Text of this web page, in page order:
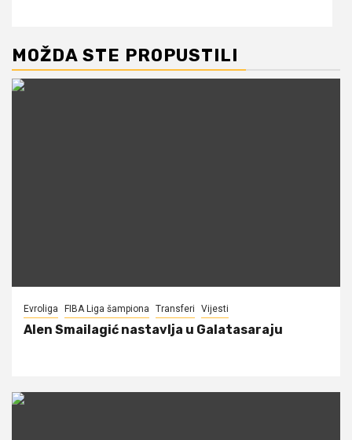
MOŽDA STE PROPUSTILI
Evroliga FIBA Liga šampiona Transferi Vijesti
Alen Smailagić nastavlja u Galatasaraju